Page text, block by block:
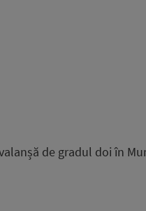
de gradul doi în